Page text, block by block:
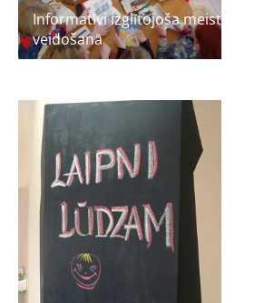
Informatīvi izglītojoša meistarklase
veidošanā